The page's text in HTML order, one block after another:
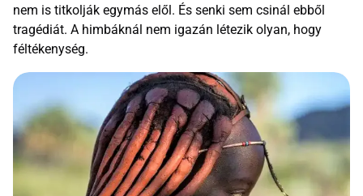
nem is titkolják egymás elől. És senki sem csinál ebből
tragédiát. A himbáknál nem igazán létezik olyan, hogy
féltékenység.